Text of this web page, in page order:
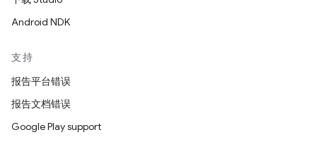
Android NDK
支持
报告平台错误
报告文档错误
Google Play support